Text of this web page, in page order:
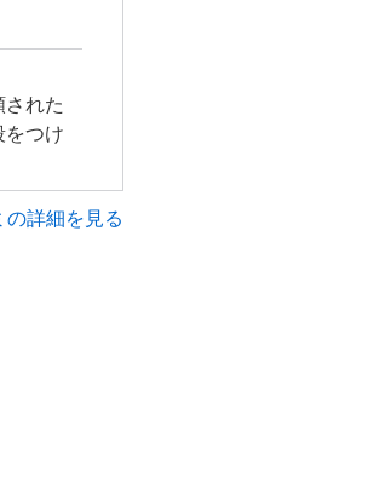
れた
つけ
の詳細を見る